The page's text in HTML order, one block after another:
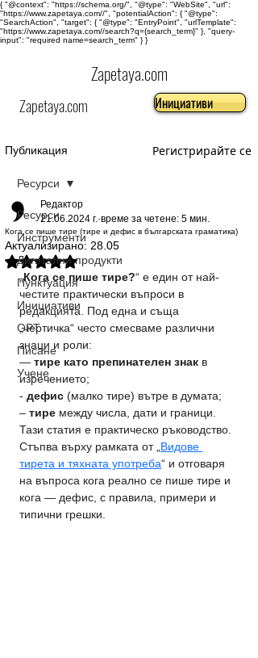
{ "@context": "https://schema.org/", "@type": "WebSite", "url":
"https://www.zapetaya.com//", "potentialAction": { "@type":
"SearchAction", "target": { "@type": "EntryPoint", "urlTemplate":
"https://www.zapetaya.com//search?q={search_term}" }, "query-
input": "required name=search_term" } }
Zapetaya.com
Zapetaya.com Инициативи
Публикация Регистрирайте се
Ресурси
Инструменти
Дигитални продукти
Пунктуация
Инициативи
GPT
Писане
Учене
Ресурси
Кога се пише тире (тире и дефис в българската граматика)
Редактор
21.06.2024 г. време за четене: 5 мин.
Актуализирано: 28.05
Оценено с NaN от 5 звезди.
„Кога се пише тире?“ е един от най-
честите практически въпроси в
редакцията. Под една и съща
„чертичка“ често смесваме различни
знаци и роли:
— тире като препинателен знак в
изречението;
- дефис (малко тире) вътре в думата;
– тире между числа, дати и граници.
Тази статия е практическо ръководство.
Стъпва върху рамката от „ Видове
тирета и тяхната употреба“ и отговаря
на въпроса кога реално се пише тире и
кога — дефис, с правила, примери и
типични грешки.